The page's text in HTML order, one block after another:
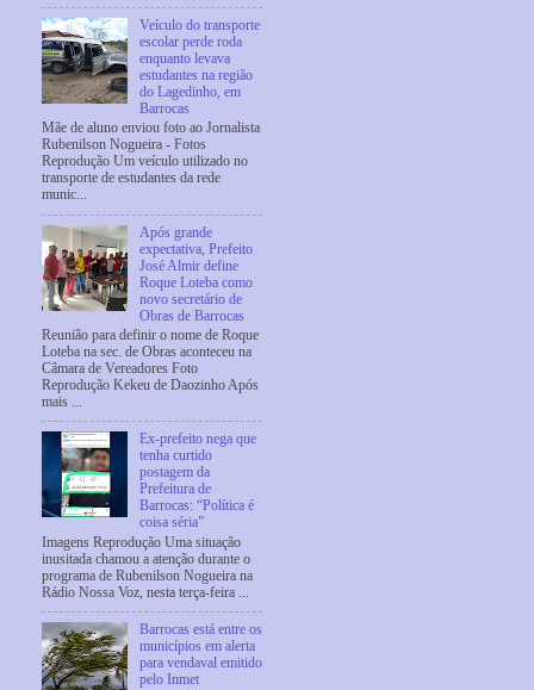
Veículo do transporte
escolar perde roda
enquanto levava
estudantes na região
do Lagedinho, em
Barrocas
Mãe de aluno enviou foto ao Jornalista
Rubenilson Nogueira - Fotos
Reprodução Um veículo utilizado no
transporte de estudantes da rede
munic...
Após grande
expectativa, Prefeito
José Almir define
Roque Loteba como
novo secretário de
Obras de Barrocas
Reunião para definir o nome de Roque
Loteba na sec. de Obras aconteceu na
Câmara de Vereadores Foto
Reprodução Kekeu de Daozinho Após
mais ...
Ex-prefeito nega que
tenha curtido
postagem da
Prefeitura de
Barrocas: “Política é
coisa séria”
Imagens Reprodução Uma situação
inusitada chamou a atenção durante o
programa de Rubenilson Nogueira na
Rádio Nossa Voz, nesta terça-feira ...
Barrocas está entre os
municípios em alerta
para vendaval emitido
pelo Inmet